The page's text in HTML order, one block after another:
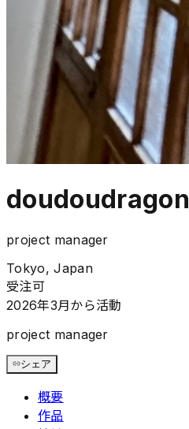
doudoudragon
project manager
Tokyo, Japan
受注可
2026年3月から活動
project manager
シェア
概要
作品